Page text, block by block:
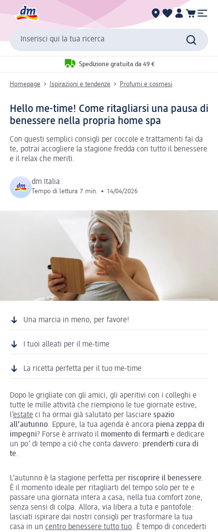
Inserisci qui la tua ricerca
Spedizione gratuita da 49 €
Homepage Ispirazioni e tendenze Profumi e cosmesi
Hello me-time! Come ritagliarsi una pausa di
benessere nella propria home spa
Con questi semplici consigli per coccole e trattamenti fai da
te, potrai accogliere la stagione fredda con tutto il benessere
e il relax che meriti.
dm Italia
Tempo di lettura 7 min. • 14/04/2026
Una marcia in meno, per favore!
I tuoi alleati per il me-time
La ricetta perfetta per il tuo me-time
Dopo le grigliate con gli amici, gli aperitivi con i colleghi e
tutte le mille attività che riempiono le tue giornate estive,
l’estate ci ha ormai già salutato per lasciare spazio
all’autunno. Eppure, la tua agenda è ancora piena zeppa di
impegni? Forse è arrivato il momento di fermarti e dedicare
un po’ di tempo a ciò che conta davvero: prenderti cura di
te.
L’autunno è la stagione perfetta per riscoprire il benessere.
È il momento ideale per ritagliarti del tempo solo per te e
passare una giornata intera a casa, nella tua comfort zone,
senza sensi di colpa. Allora, via libera a tuta e pantofole:
lasciati ispirare dai nostri consigli per trasformare la tua
casa in un centro benessere tutto tuo. È tempo di concederti